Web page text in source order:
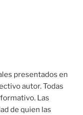
presentados en
autor. Todas
Las
de quien las